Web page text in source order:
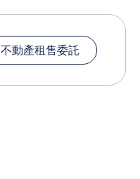
不動產租售委託